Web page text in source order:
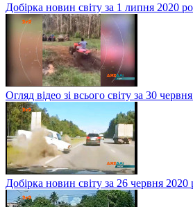
Добірка новин світу за 1 липня 2020
Огляд відео зі всього світу за 30
Добірка новин світу за 26 червня 2020